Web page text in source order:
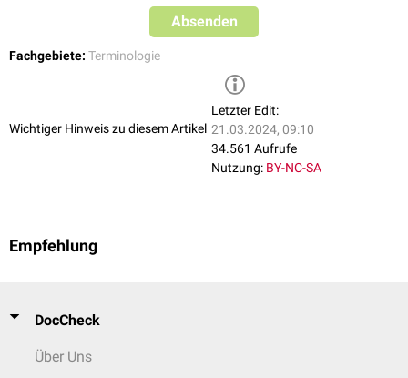
Absenden
Fachgebiete: Terminologie
Wichtiger Hinweis zu diesem Artikel
Letzter Edit:
21.03.2024, 09:10
34.561 Aufrufe
Nutzung: BY-NC-SA
Empfehlung
DocCheck
Über Uns